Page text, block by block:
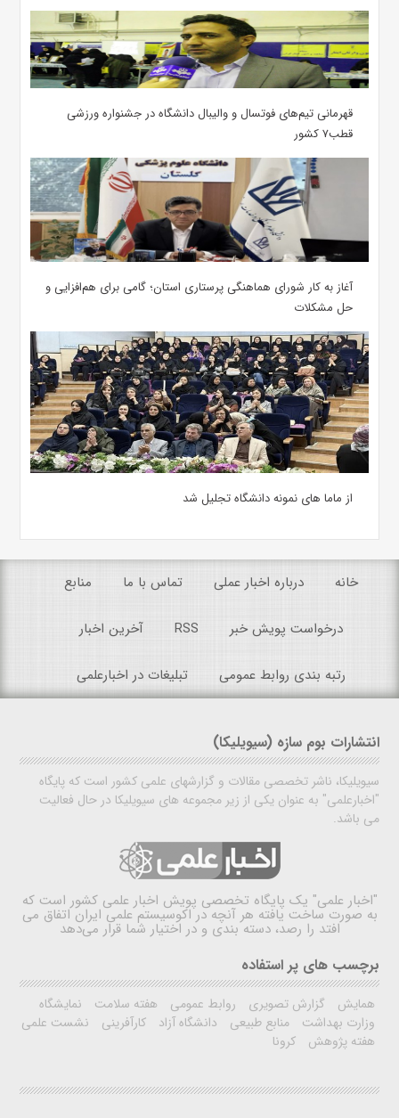
قهرمانی تیم‌های فوتسال و والیبال دانشگاه در جشنواره ورزشی
قطب۷ کشور
آغاز به کار شورای هماهنگی پرستاری استان؛ گامی برای هم‌افزایی و
حل مشکلات
از ماما های نمونه دانشگاه تجلیل شد
خانه درباره اخبار عملی تماس با ما منابع
درخواست پویش خبر RSS آخرین اخبار
رتبه بندی روابط عمومی تبلیغات در اخبارعلمی
انتشارات بوم سازه (سیویلیکا)
سیویلیکا، ناشر تخصصی مقالات و گزارشهای علمی کشور است که پایگاه
"اخبارعلمی" به عنوان یکی از زیر مجموعه های سیویلیکا در حال فعالیت
می باشد.
"اخبار علمی" یک پایگاه تخصصی پویش اخبار علمی کشور است که
به صورت ساخت یافته هر آنچه در اکوسیستم علمی ایران اتفاق می
افتد را رصد، دسته بندی و در اختیار شما قرار می‌دهد
برچسب های پر استفاده
همایش گزارش تصویری روابط عمومی هفته سلامت
نمایشگاه
وزارت بهداشت
منابع طبیعی دانشگاه آزاد کارآفرینی
نشست علمی
هفته پژوهش
کرونا